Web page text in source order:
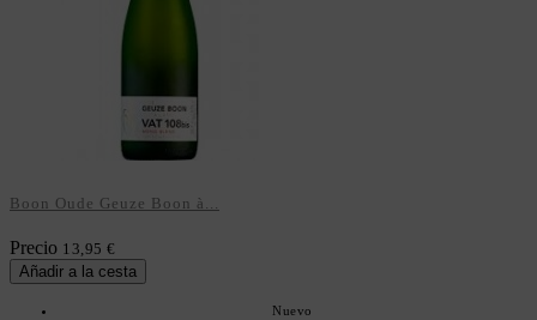
Boon Oude Geuze Boon à...
Precio 13,95 €
Añadir a la cesta
Nuevo